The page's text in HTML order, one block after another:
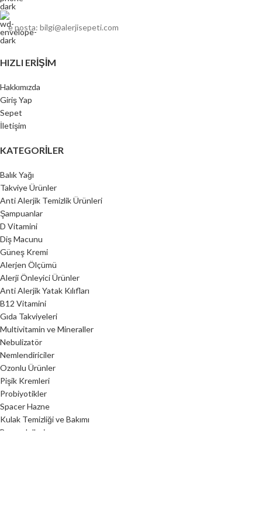
e posta: bilgi@alerjisepeti.com
HIZLI ERIŞIM
Hakkımızda
Giriş Yap
Sepet
İletişim
KATEGORILER
Balık Yağı
Takviye Ürünler
Anti Alerjik Temizlik Ürünleri
Şampuanlar
D Vitamini
Diş Macunu
Güneş Kremi
Alerjen Ölçümü
Alerji Önleyici Ürünler
Anti Alerjik Yatak Kılıfları
B12 Vitamini
Gıda Takviyeleri
Multivitamin ve Mineraller
Nebulizatör
Nemlendiriciler
Ozonlu Ürünler
Pişik Kremleri
Probiyotikler
Spacer Hazne
Kulak Temizliği ve Bakımı
Burun Jelleri